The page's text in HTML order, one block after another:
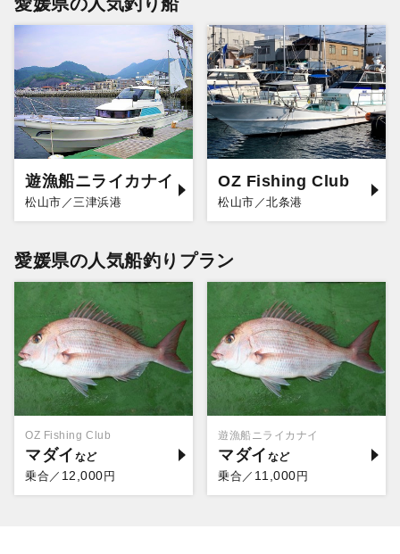
遊漁船ニライカナイ
松山市／三津浜港
OZ Fishing Club
松山市／北条港
愛媛県の人気船釣りプラン
OZ Fishing Club
マダイ
乗合／ 12,000円
遊漁船ニライカナイ
マダイ
乗合／ 11,000円